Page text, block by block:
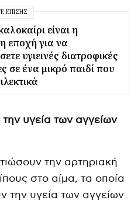
ΕΠΊΣΗΣ
είναι η
εποχή για να
υγιεινές διατροφικές
σε ένα μικρό παιδί που
υγεία των αγγείων
την αρτηριακή
στο αίμα, τα οποία
την υγεία των αγγείων